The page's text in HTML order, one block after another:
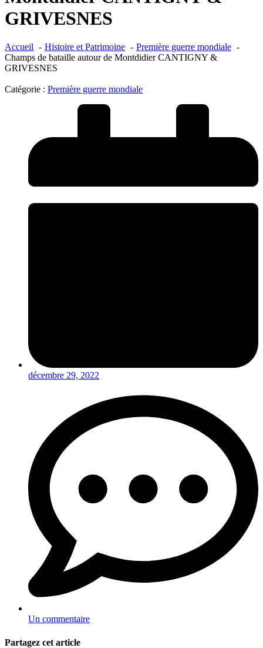
GRIVESNES
Accueil Histoire et Patrimoine
Première guerre mondiale
Champs de bataille autour de Montdidier CANTIGNY &
GRIVESNES
Catégorie : Première guerre mondiale
décembre 29, 2022
Un commentaire
Partagez cet article